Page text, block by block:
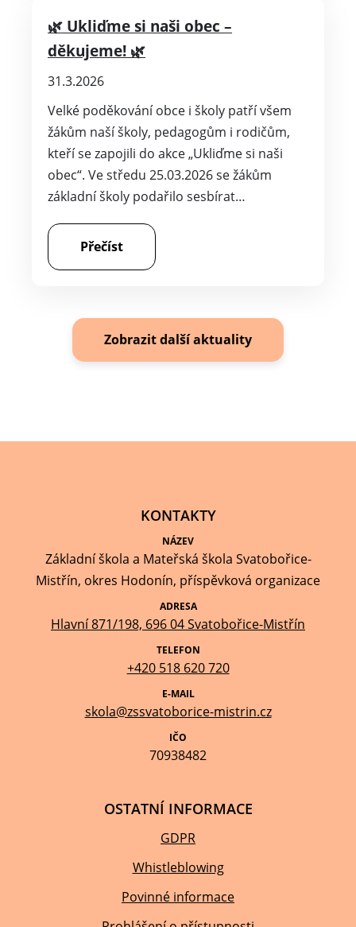
🌿 Ukliďme si naši obec –
děkujeme! 🌿
31.3.2026
Velké poděkování obce i školy patří všem
žákům naší školy, pedagogům i rodičům,
kteří se zapojili do akce „Ukliďme si naši
obec“. Ve středu 25.03.2026 se žákům
základní školy podařilo sesbírat…
Přečíst
Zobrazit další aktuality
KONTAKTY
NÁZEV
Základní škola a Mateřská škola Svatobořice-
Mistřín, okres Hodonín, příspěvková organizace
ADRESA
Hlavní 871/198, 696 04 Svatobořice-Mistřín
TELEFON
+420 518 620 720
E-MAIL
skola@zssvatoborice-mistrin.cz
IČO
70938482
OSTATNÍ INFORMACE
GDPR
Whistleblowing
Povinné informace